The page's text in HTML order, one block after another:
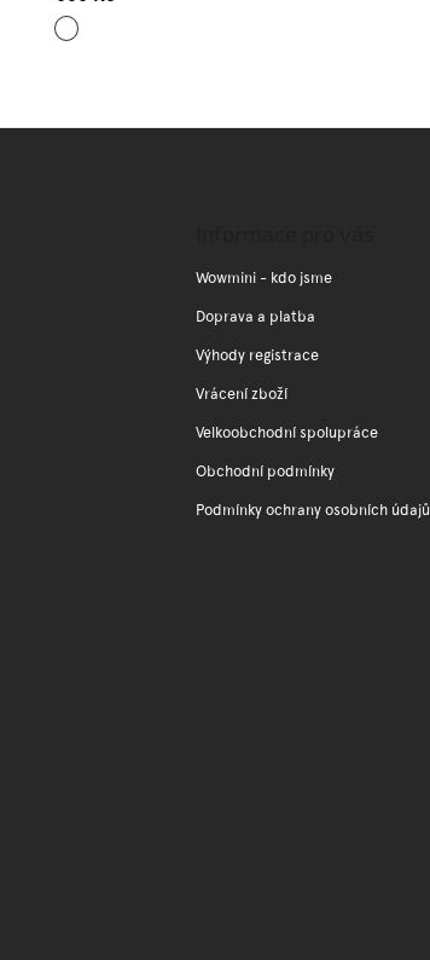
Starorůžová
Wowmini - kdo jsme
Doprava a platba
Výhody registrace
Vrácení zboží
Velkoobchodní spolupráce
Obchodní podmínky
Podmínky ochrany osobních údajů